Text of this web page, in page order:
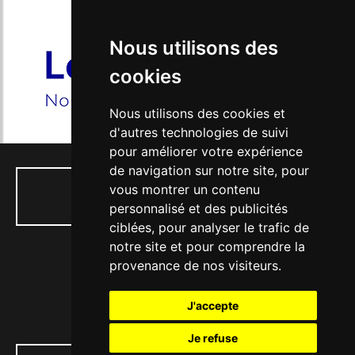
Nous utilisons des
cookies
Nous utilisons des cookies et
d'autres technologies de suivi
pour améliorer votre expérience
de navigation sur notre site, pour
vous montrer un contenu
personnalisé et des publicités
ciblées, pour analyser le trafic de
notre site et pour comprendre la
provenance de nos visiteurs.
J'accepte
Je refuse
Ecole et Cinéma 2026/2027
Lycéens et Apprentis 2026/2027
Séances à la carte
01 34 74 04 53
77, rue Paul Doumer - 56, Bd Victor Hugo
78130 LES MUREAUX